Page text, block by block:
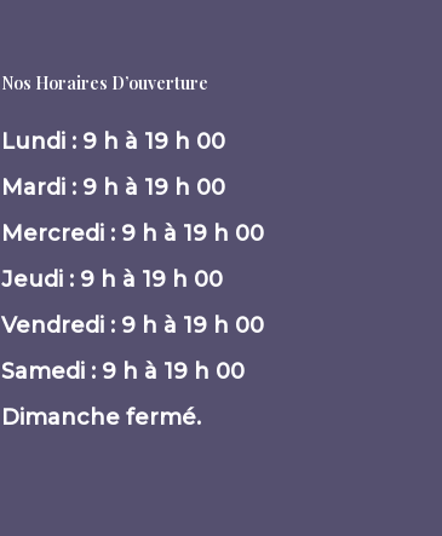
Nos Horaires D’ouverture
Lundi : 9 h à 19 h 00
Mardi : 9 h à 19 h 00
Mercredi : 9 h à 19 h 00
Jeudi : 9 h à 19 h 00
Vendredi : 9 h à 19 h 00
Samedi : 9 h à 19 h 00
Dimanche fermé.